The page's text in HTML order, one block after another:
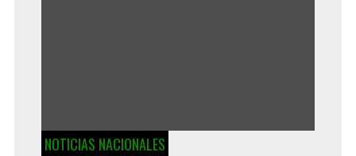
NOTICIAS NACIONALES